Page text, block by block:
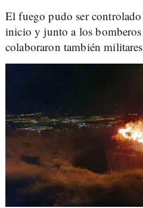
El fuego pudo ser controlado
inicio y junto a los
colaboraron también